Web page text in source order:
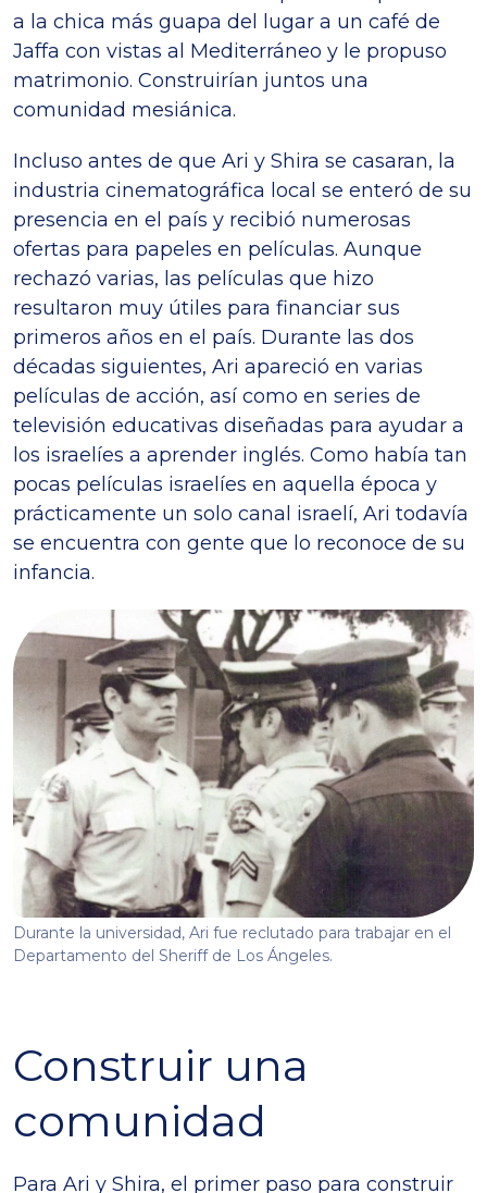
a la chica más guapa del lugar a un café de
Jaffa con vistas al Mediterráneo y le propuso
matrimonio. Construirían juntos una
comunidad mesiánica.
Incluso antes de que Ari y Shira se casaran, la
industria cinematográfica local se enteró de su
presencia en el país y recibió numerosas
ofertas para papeles en películas. Aunque
rechazó varias, las películas que hizo
resultaron muy útiles para financiar sus
primeros años en el país. Durante las dos
décadas siguientes, Ari apareció en varias
películas de acción, así como en series de
televisión educativas diseñadas para ayudar a
los israelíes a aprender inglés. Como había tan
pocas películas israelíes en aquella época y
prácticamente un solo canal israelí, Ari todavía
se encuentra con gente que lo reconoce de su
infancia.
Durante la universidad, Ari fue reclutado para trabajar en el
Departamento del Sheriff de Los Ángeles.
Construir una
comunidad
Para Ari y Shira, el primer paso para construir